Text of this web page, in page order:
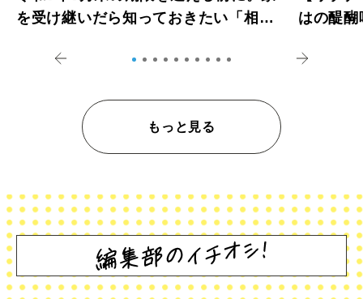
を受け継いだら知っておきたい「相続
はの醍
もっと見る